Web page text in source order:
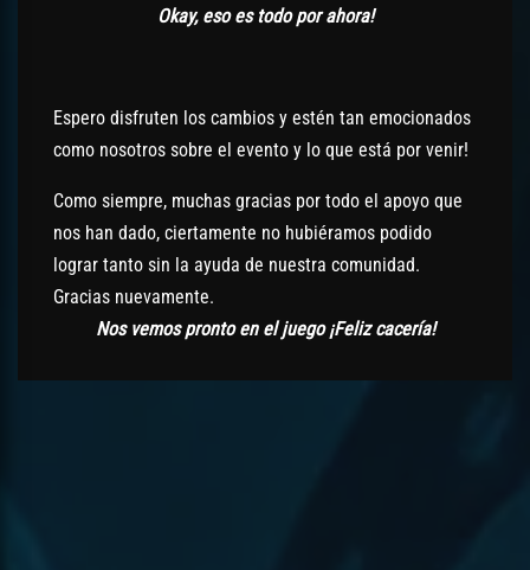
Okay, eso es todo por ahora!
Espero disfruten los cambios y estén tan emocionados
como nosotros sobre el evento y lo que está por venir!
Como siempre, muchas gracias por todo el apoyo que
nos han dado, ciertamente no hubiéramos podido
lograr tanto sin la ayuda de nuestra comunidad.
Gracias nuevamente.
Nos vemos pronto en el juego ¡Feliz cacería!